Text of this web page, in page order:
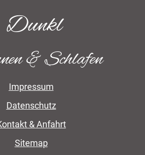
Dunkl
& Schlafen
Impressum
Datenschutz
& Anfahrt
Sitemap